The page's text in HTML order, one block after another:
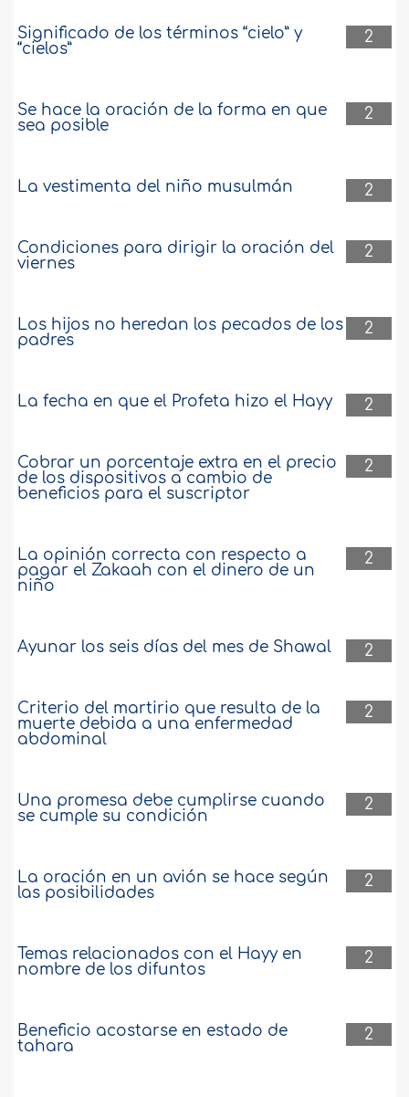
2
Significado de los términos “cielo” y
“cielos”
2
Se hace la oración de la forma en que
sea posible
2
La vestimenta del niño musulmán
2
Condiciones para dirigir la oración del
viernes
2
Los hijos no heredan los pecados de los
padres
2
La fecha en que el Profeta hizo el Hayy
2
Cobrar un porcentaje extra en el precio
de los dispositivos a cambio de
beneficios para el suscriptor
2
La opinión correcta con respecto a
pagar el Zakaah con el dinero de un
niño
2
Ayunar los seis días del mes de Shawal
2
Criterio del martirio que resulta de la
muerte debida a una enfermedad
abdominal
2
Una promesa debe cumplirse cuando
se cumple su condición
2
La oración en un avión se hace según
las posibilidades
2
Temas relacionados con el Hayy en
nombre de los difuntos
2
Beneficio acostarse en estado de
tahara